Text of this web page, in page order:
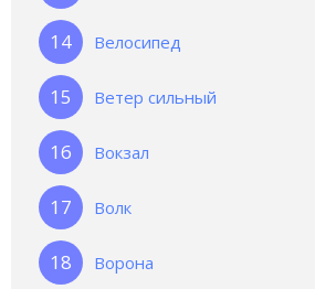
Велосипед
Ветер сильный
Вокзал
Волк
Ворона